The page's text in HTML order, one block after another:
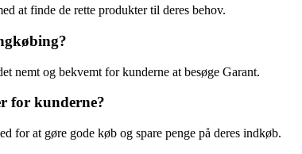
at finde de rette produkter til deres behov.
nemt og bekvemt for kunderne at besøge Garant.
for kunderne?
for at gøre gode køb og spare penge på deres indkøb.